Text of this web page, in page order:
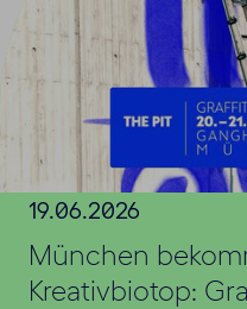
München
Kreativbiotop:
19.06.2026